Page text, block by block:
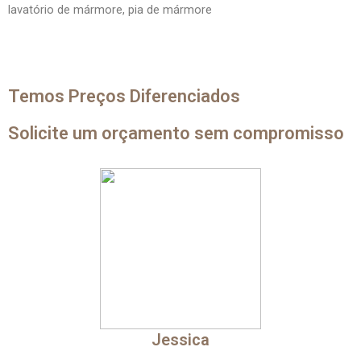
lavatório de mármore, pia de mármore
Temos Preços Diferenciados
Solicite um orçamento sem compromisso
Jessica